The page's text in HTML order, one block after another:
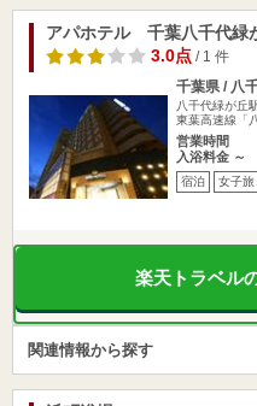
アパホテル 千葉八千代緑
3.0点/ 1 件
千葉県 / 八
八千代緑が丘
東葉高速線「
営業時間
入浴料金 ～
宿泊 女子旅
楽天トラベル
関連情報から探す